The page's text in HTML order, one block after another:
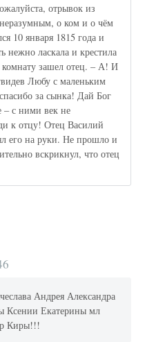
отрывок из
о ком и о чём
10 января 1815 года и
нежно ласкала и кре­стила
за­шел отец. – А! И
Любу с маленьким
за сынка! Дай Бог
– с ними век не
к отцу! Отец Василий
его на руки. Не прошло и
вскрикнул, что отец
Андрея Александра
Ксении Екатерины мл
Киры!!!